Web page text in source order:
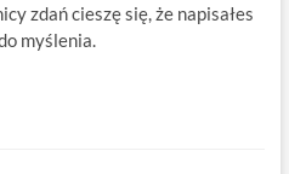
zdań cieszę się, że napisałes
myślenia.